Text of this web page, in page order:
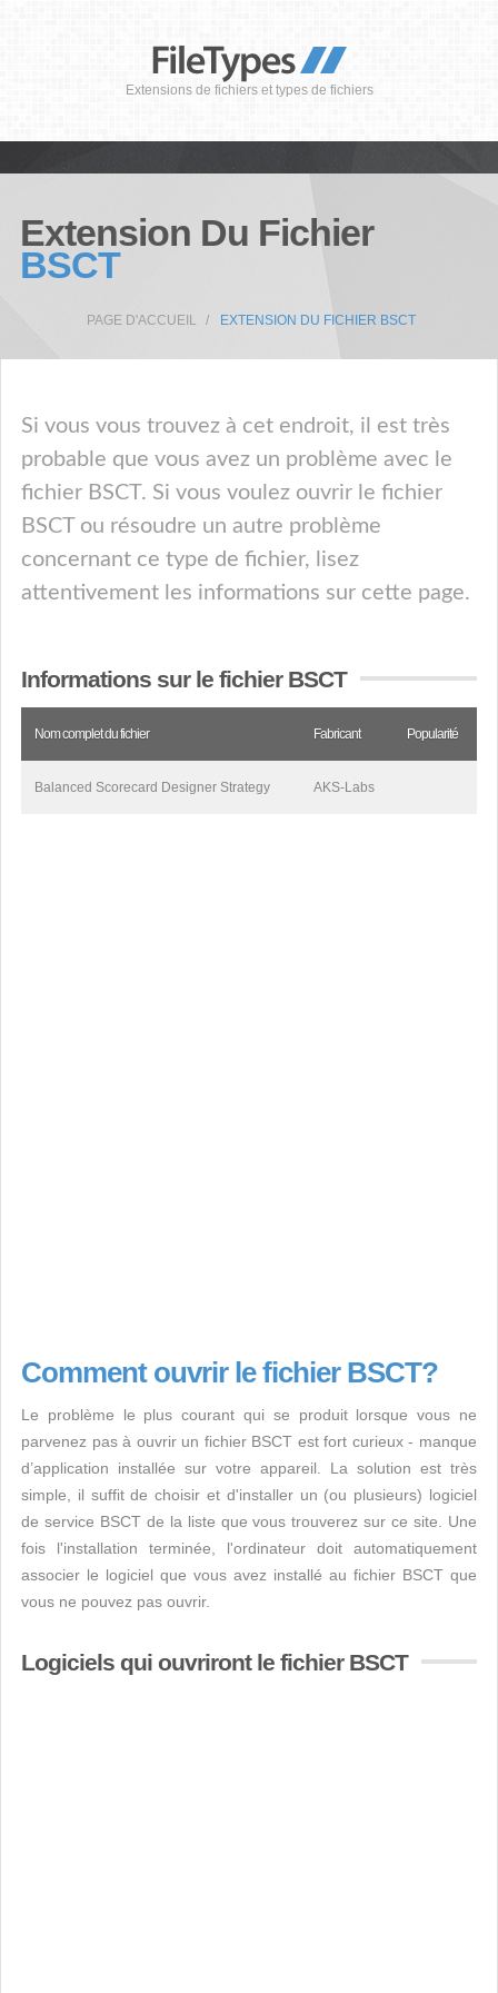
Extensions de fichiers et types de fichiers
Extension Du Fichier
BSCT
PAGE D'ACCUEIL EXTENSION DU FICHIER BSCT
Si vous vous trouvez à cet endroit, il est très
probable que vous avez un problème avec le
fichier BSCT. Si vous voulez ouvrir le fichier
BSCT ou résoudre un autre problème
concernant ce type de fichier, lisez
attentivement les informations sur cette page.
Informations sur le fichier BSCT
Nom complet du fichier Fabricant Popularité
Balanced Scorecard Designer Strategy AKS-Labs
Comment ouvrir le fichier BSCT?
Le problème le plus courant qui se produit lorsque vous ne
parvenez pas à ouvrir un fichier BSCT est fort curieux - manque
d’application installée sur votre appareil. La solution est très
simple, il suffit de choisir et d'installer un (ou plusieurs) logiciel
de service BSCT de la liste que vous trouverez sur ce site. Une
fois l'installation terminée, l'ordinateur doit automatiquement
associer le logiciel que vous avez installé au fichier BSCT que
vous ne pouvez pas ouvrir.
Logiciels qui ouvriront le fichier BSCT